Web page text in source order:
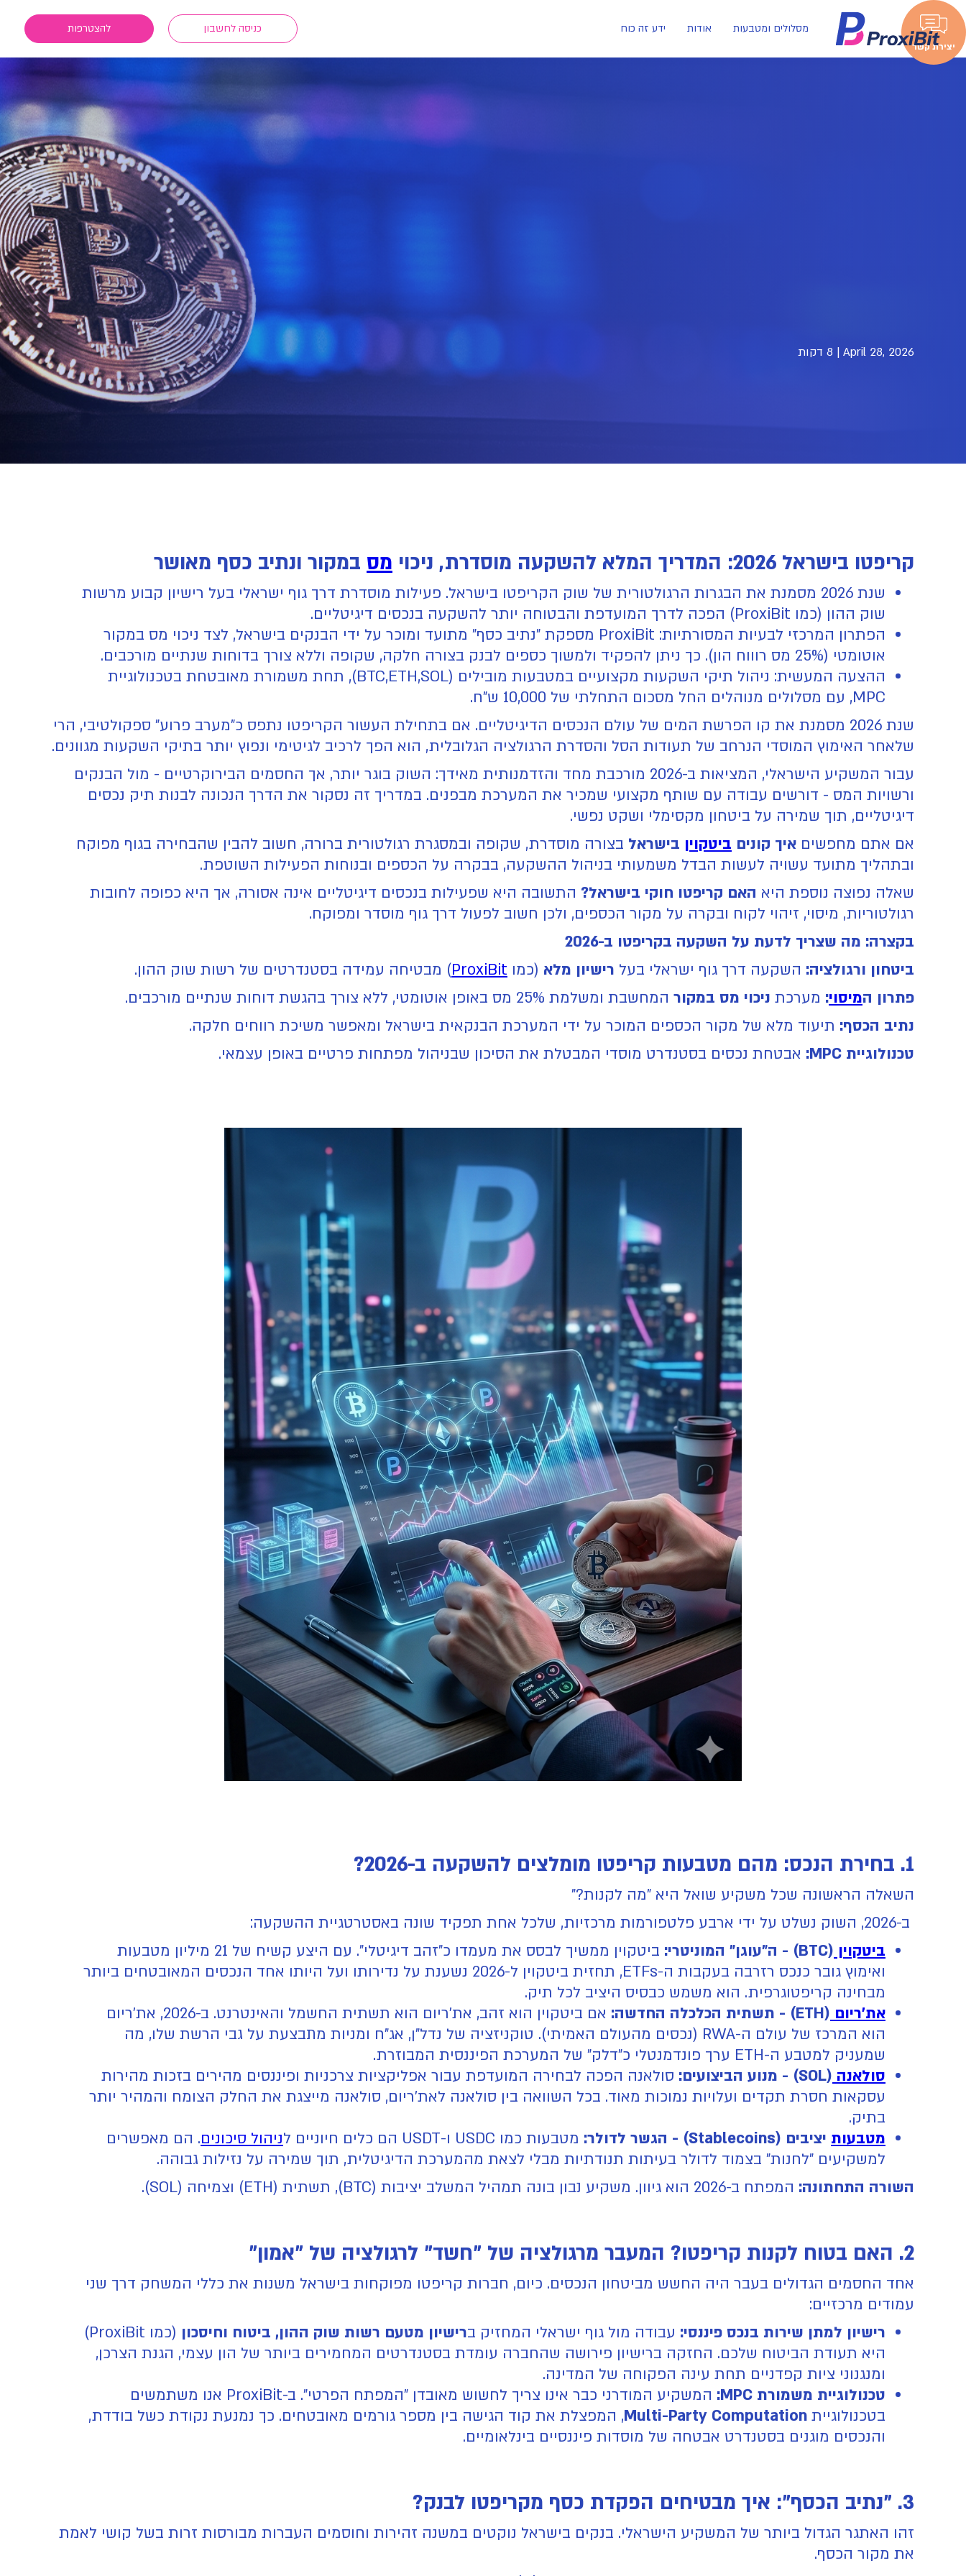
יצירת קשר
מסלולים ומטבעות אודות ידע זה כוח כניסה לחשבון להצטרפות
April 28, 2026
| 8 דקות
קריפטו בישראל 2026: המדריך המלא להשקעה מוסדרת, ניכוי מס במקור ונתיב כסף מאושר
שנת 2026 מסמנת את הבגרות הרגולטורית של שוק הקריפטו בישראל. פעילות מוסדרת דרך גוף ישראלי בעל רישיון קבוע מרשות
שוק ההון (כמו ProxiBit) הפכה לדרך המועדפת והבטוחה יותר להשקעה בנכסים דיגיטליים.
הפתרון המרכזי לבעיות המסורתיות: ProxiBit מספקת "נתיב כסף" מתועד ומוכר על ידי הבנקים בישראל, לצד ניכוי מס במקור
אוטומטי (25% מס רוווח הון). כך ניתן להפקיד ולמשוך כספים לבנק בצורה חלקה, שקופה וללא צורך בדוחות שנתיים מורכבים.
ההצעה המעשית: ניהול תיקי השקעות מקצועיים במטבעות מובילים (BTC,ETH,SOL), תחת משמורת מאובטחת בטכנולוגיית
MPC, עם מסלולים מנוהלים החל מסכום התחלתי של 10,000 ש"ח.
שנת 2026 מסמנת את קו הפרשת המים של עולם הנכסים הדיגיטליים. אם בתחילת העשור הקריפטו נתפס כ"מערב פרוע" ספקולטיבי, הרי
שלאחר האימוץ המוסדי הנרחב של תעודות הסל והסדרת הרגולציה הגלובלית, הוא הפך לרכיב לגיטימי ונפוץ יותר בתיקי השקעות מגוונים.
עבור המשקיע הישראלי, המציאות ב-2026 מורכבת מחד והזדמנותית מאידך: השוק בוגר יותר, אך החסמים הבירוקרטיים - מול הבנקים
ורשויות המס - דורשים עבודה עם שותף מקצועי שמכיר את המערכת מבפנים. במדריך זה נסקור את הדרך הנכונה לבנות תיק נכסים
דיגיטליים, תוך שמירה על ביטחון מקסימלי ושקט נפשי.
אם אתם מחפשים איך קונים ביטקוין בישראל בצורה מוסדרת, שקופה ובמסגרת רגולטורית ברורה, חשוב להבין שהבחירה בגוף מפוקח
ובתהליך מתועד עשויה לעשות הבדל משמעותי בניהול ההשקעה, בבקרה על הכספים ובנוחות הפעילות השוטפת.
‍שאלה נפוצה נוספת היא האם קריפטו חוקי בישראל? התשובה היא שפעילות בנכסים דיגיטליים אינה אסורה, אך היא כפופה לחובות
רגולטוריות, מיסוי, זיהוי לקוח ובקרה על מקור הכספים, ולכן חשוב לפעול דרך גוף מוסדר ומפוקח.
בקצרה: מה שצריך לדעת על השקעה בקריפטו ב-2026
ביטחון ורגולציה: השקעה דרך גוף ישראלי בעל רישיון מלא (כמו ProxiBit) מבטיחה עמידה בסטנדרטים של רשות שוק ההון.
פתרון המיסוי: מערכת ניכוי מס במקור המחשבת ומשלמת 25% מס באופן אוטומטי, ללא צורך בהגשת דוחות שנתיים מורכבים.
נתיב הכסף: תיעוד מלא של מקור הכספים המוכר על ידי המערכת הבנקאית בישראל ומאפשר משיכת רווחים חלקה.
טכנולוגיית MPC:
אבטחת נכסים בסטנדרט מוסדי המבטלת את הסיכון שבניהול מפתחות פרטיים באופן עצמאי.
1. בחירת הנכס: מהם מטבעות קריפטו מומלצים להשקעה ב-2026?
השאלה הראשונה שכל משקיע שואל היא "מה לקנות?"
ב-2026, השוק נשלט על ידי ארבע פלטפורמות מרכזיות, שלכל אחת תפקיד שונה באסטרטגיית ההשקעה:
ביטקוין (BTC) - ה"עוגן" המוניטרי:
ביטקוין ממשיך לבסס את מעמדו כ"זהב דיגיטלי". עם היצע קשיח של 21 מיליון מטבעות
ואימוץ גובר כנכס רזרבה בעקבות ה-ETFs, תחזית ביטקוין ל-2026 נשענת על נדירותו ועל היותו אחד הנכסים המאובטחים ביותר
מבחינה קריפטוגרפית. הוא משמש כבסיס היציב לכל תיק.
את'ריום (ETH) - תשתית הכלכלה החדשה:
אם ביטקוין הוא זהב, את'ריום הוא תשתית החשמל והאינטרנט. ב-2026, את'ריום
הוא המרכז של עולם ה-RWA (נכסים מהעולם האמיתי). טוקניזציה של נדל"ן, אג"ח ומניות מתבצעת על גבי הרשת שלו, מה
שמעניק למטבע ה-ETH ערך פונדמנטלי כ"דלק" של המערכת הפיננסית המבוזרת.
סולאנה (SOL) - מנוע הביצועים:
סולאנה הפכה לבחירה המועדפת עבור אפליקציות צרכניות ופיננסים מהירים בזכות מהירות
עסקאות חסרת תקדים ועלויות נמוכות מאוד. בכל השוואה בין סולאנה לאת'ריום, סולאנה מייצגת את החלק הצומח והמהיר יותר
בתיק.
מטבעות יציבים (Stablecoins) - הגשר לדולר: מטבעות כמו USDC ו-USDT הם כלים חיוניים ל ניהול סיכונים. הם מאפשרים
למשקיעים "לחנות" בצמוד לדולר בעיתות תנודתיות מבלי לצאת מהמערכת הדיגיטלית, תוך שמירה על נזילות גבוהה.
השורה התחתונה: המפתח ב-2026 הוא גיוון. משקיע נבון בונה תמהיל המשלב יציבות (BTC), תשתית (ETH) וצמיחה (SOL).
2. האם בטוח לקנות קריפטו? המעבר מרגולציה של "חשד" לרגולציה של "אמון"
אחד החסמים הגדולים בעבר היה החשש מביטחון הנכסים. כיום, חברות קריפטו מפוקחות בישראל משנות את כללי המשחק דרך שני
עמודים מרכזיים:
רישיון למתן שירות בנכס פיננסי: עבודה מול גוף ישראלי המחזיק ברישיון מטעם רשות שוק ההון, ביטוח וחיסכון
(כמו ProxiBit)
היא תעודת הביטוח שלכם. החזקה ברישיון פירושה שהחברה עומדת בסטנדרטים המחמירים ביותר של הון עצמי, הגנת הצרכן,
ומנגנוני ציות קפדניים תחת עינה הפקוחה של המדינה.
טכנולוגיית משמורת MPC:
המשקיע המודרני כבר אינו צריך לחשוש מאובדן "המפתח הפרטי". ב-ProxiBit אנו משתמשים
בטכנולוגיית Multi-Party Computation, המפצלת את קוד הגישה בין מספר גורמים מאובטחים. כך נמנעת נקודת כשל בודדת,
והנכסים מוגנים בסטנדרט אבטחה של מוסדות פיננסיים בינלאומיים.
3. "נתיב הכסף": איך מבטיחים הפקדת כסף מקריפטו לבנק?
זהו האתגר הגדול ביותר של המשקיע הישראלי. בנקים בישראל נוקטים במשנה זהירות וחוסמים העברות מבורסות זרות בשל קושי לאמת
את מקור הכסף.